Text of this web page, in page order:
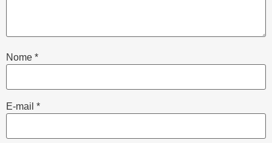
Nome *
E-mail *